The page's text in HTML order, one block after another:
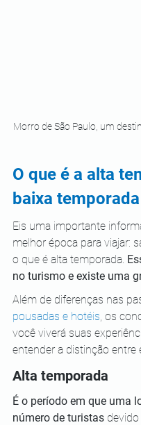
Morro de São Paulo, um
O que é a alta
baixa temporada
Eis uma importante
melhor época para viajar:
o que é alta temporada.
no turismo e existe uma
Além de diferenças nas
pousadas e hotéis , os
você viverá suas
entender a distinção entre
Alta temporada
É o período em que uma
número de turistas